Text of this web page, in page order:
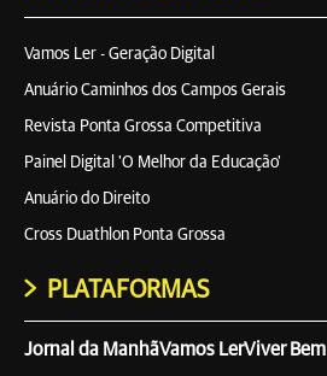
Vamos Ler - Geração Digital
Anuário Caminhos dos Campos Gerais
Revista Ponta Grossa Competitiva
Painel Digital 'O Melhor da Educação'
Anuário do Direito
Cross Duathlon Ponta Grossa
PLATAFORMAS
Jornal da ManhãVamos LerViver Bem